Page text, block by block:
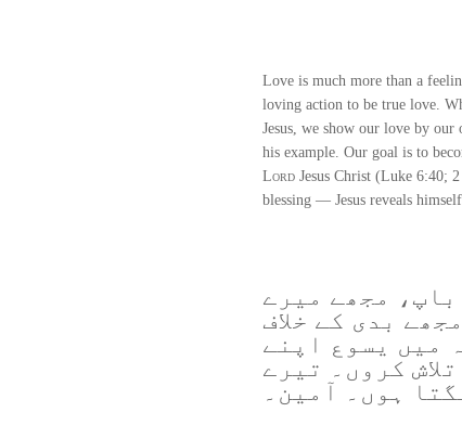
Love is much more than a
loving action to be true love.
Jesus, we show our love by our
his example. Our goal is to
Lord Jesus Christ (Luke 6:40;
blessing — Jesus reveals
مجھے میرے
بدی کے خلاف
میں یسوع اپنے
کروں۔ تیرے
ہوں۔ آمین۔